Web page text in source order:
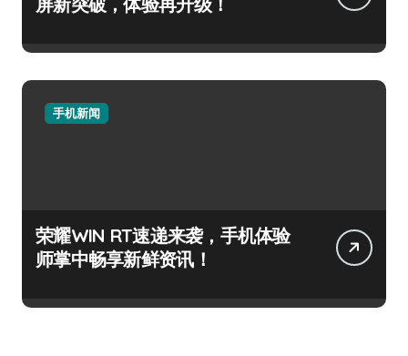
手机新闻
荣耀WIN RT速递来袭，手机体验
师掌中畅享新鲜资讯！